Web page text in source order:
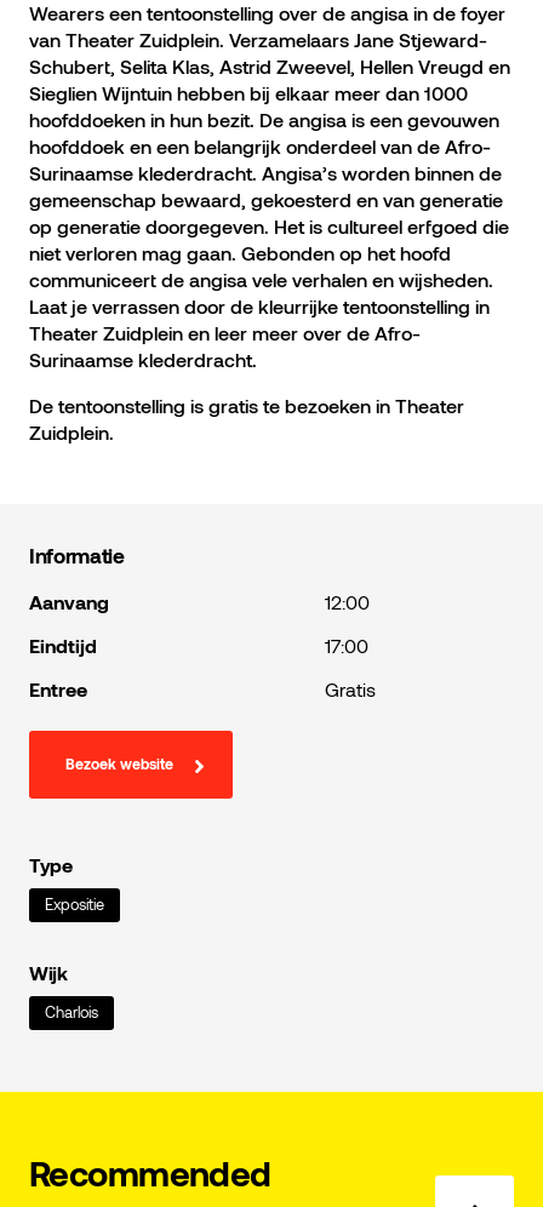
Wearers een tentoonstelling over de angisa in de foyer
van Theater Zuidplein. Verzamelaars Jane Stjeward-
Schubert, Selita Klas, Astrid Zweevel, Hellen Vreugd en
Sieglien Wijntuin hebben bij elkaar meer dan 1000
hoofddoeken in hun bezit. De angisa is een gevouwen
hoofddoek en een belangrijk onderdeel van de Afro-
Surinaamse klederdracht. Angisa’s worden binnen de
gemeenschap bewaard, gekoesterd en van generatie
op generatie doorgegeven. Het is cultureel erfgoed die
niet verloren mag gaan. Gebonden op het hoofd
communiceert de angisa vele verhalen en wijsheden.
Laat je verrassen door de kleurrijke tentoonstelling in
Theater Zuidplein en leer meer over de Afro-
Surinaamse klederdracht.
De tentoonstelling is gratis te bezoeken in Theater
Zuidplein.
Informatie
Aanvang
12:00
Eindtijd
17:00
Entree
Gratis
Bezoek website
Type
Expositie
Wijk
Charlois
Recommended